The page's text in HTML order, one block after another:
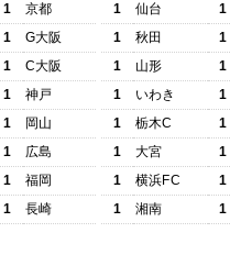
1
京都
1
G大阪
1
C大阪
1
神戸
1
岡山
1
広島
1
福岡
1 長崎
1
仙台
1
1
秋田
1
1
山形
1
1
いわき
1
1
栃木C
1
1
大宮
1
1
横浜FC
1
1
湘南 1